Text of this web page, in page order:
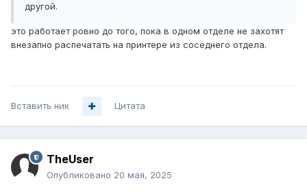
другой.
это работает ровно до того, пока в одном отделе не захотят
внезапно распечатать на принтере из соседнего отдела.
Вставить ник Цитата
TheUser
Опубликовано 20 мая, 2025